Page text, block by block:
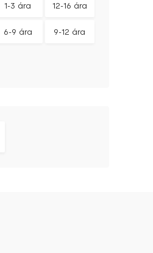
1-3 ára 12-16 ára
6-9 ára 9-12 ára